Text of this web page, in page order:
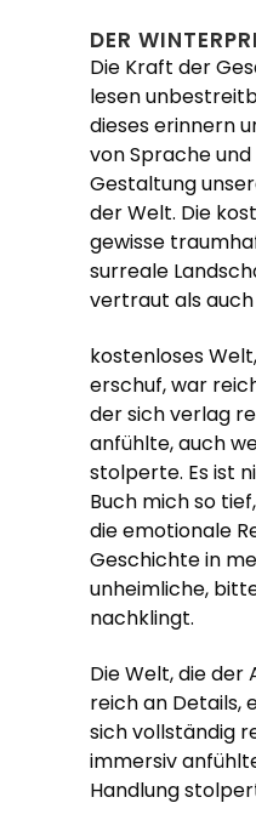
DER
Die Kraft der
lesen
dieses erinnern
von Sprache
Gestaltung
der Welt. Die
gewisse
surreale
vertraut als
kostenloses
erschuf, war
der sich verlag
anfühlte, auch
stolperte. Es ist
Buch mich so
die emotionale
Geschichte in
unheimliche,
nachklingt.
Die Welt, die der
reich an Details,
sich vollständig
immersiv
Handlung